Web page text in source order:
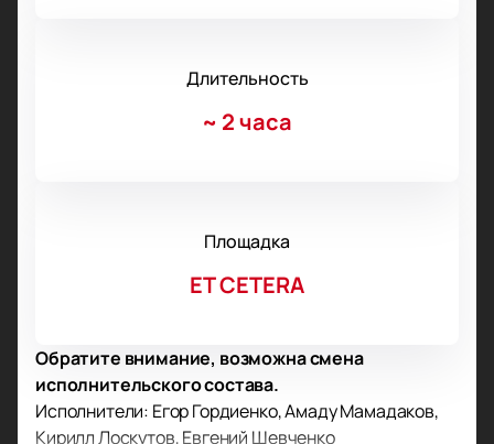
Длительность
~ 2 часа
Площадка
ET CETERA
Обратите внимание, возможна смена
исполнительского состава.
Исполнители: Егор Гордиенко, Амаду Мамадаков,
Кирилл Лоскутов, Евгений Шевченко